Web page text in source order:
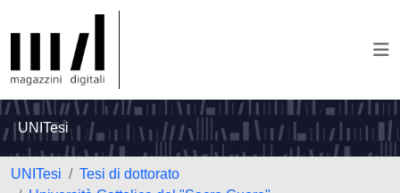
UNITesi
UNITesi
Tesi di dottorato